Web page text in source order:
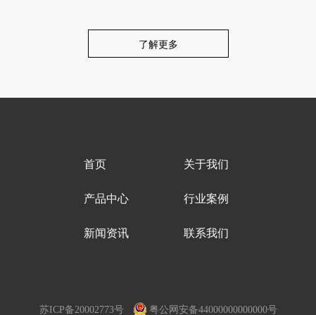
了解更多
首页 关于我们
产品中心 行业案例
新闻资讯 联系我们
苏ICP备20002773号 粤公网安备44000000000000号